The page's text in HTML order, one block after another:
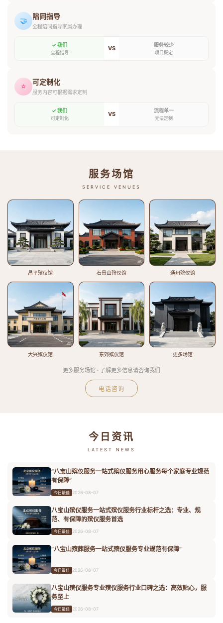
🤝 陪同指导
全程陪同指导家属办理
✓ 我们
全程指导
VS 服务较少
项目既定
⭐ 可定制化
服务内容可根据需求定制
✓ 我们
可定制化
VS 流程单一
无法定制
服务场馆
SERVICE VENUES
昌平殡仪馆 石景山殡仪馆 通州殡仪馆
大兴殡仪馆 东郊殡仪馆 更多场馆
更多服务场馆 · 了解更多信息请咨询我们
电话咨询
今日资讯
LATEST NEWS
“八宝山殡仪服务一站式殡仪服务用心服务每个家庭专业规范
有保障”
今日最佳 2026-08-07
八宝山殡仪服务一站式殡仪服务行业标杆之选：专业、规
范、有保障的殡仪服务首选
今日最佳 2026-08-07
“八宝山殡葬服务一站式殡仪服务专业规范有保障”
今日最佳 2026-08-07
八宝山殡仪服务专业殡仪服务行业口碑之选：高效贴心，服
务至上
今日最佳 2026-08-07